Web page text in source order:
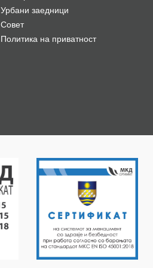
Урбани заедници
Совет
Политика на приватност